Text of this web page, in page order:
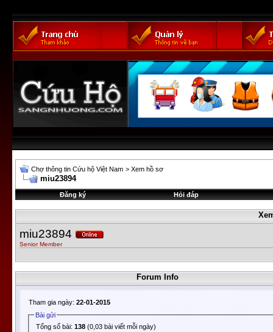
Chợ thông tin Cứu hộ Việt Nam > Xem hồ sơ
miu23894
Đăng ký Hỏi đáp
miu23894
Senior Member
Forum Info
Tham gia ngày: 22-01-2015
Bài gửi
Tổng số bài:138 (0,03 bài viết mỗi ngày)